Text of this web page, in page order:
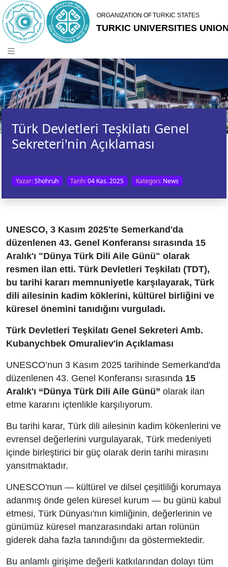
Türk Devletleri Teşkilatı Genel
Sekreteri'nin Açıklaması
Yazar:Shohruh Tarih:04 Kas. 2025 Kategori: News
UNESCO, 3 Kasım 2025'te Semerkand'da
düzenlenen 43. Genel Konferansı sırasında 15
Aralık'ı "Dünya Türk Dili Aile Günü" olarak
resmen ilan etti. Türk Devletleri Teşkilatı (TDT),
bu tarihi kararı memnuniyetle karşılayarak, Türk
dili ailesinin kadim köklerini, kültürel birliğini ve
küresel önemini tanıdığını vurguladı.
Türk Devletleri Teşkilatı Genel Sekreteri Amb.
Kubanychbek Omuraliev'in Açıklaması
UNESCO’nun 3 Kasım 2025 tarihinde Semerkand'da
düzenlenen 43. Genel Konferansı sırasında 15
Aralık'ı “Dünya Türk Dili Aile Günü” olarak ilan
etme kararını içtenlikle karşılıyorum.
Bu tarihi karar, Türk dili ailesinin kadim kökenlerini ve
evrensel değerlerini vurgulayarak, Türk medeniyeti
içinde birleştirici bir güç olarak derin tarihi mirasını
yansıtmaktadır.
UNESCO'nun — kültürel ve dilsel çeşitliliği korumaya
adanmış önde gelen küresel kurum — bu günü kabul
etmesi, Türk Dünyası'nın kimliğinin, değerlerinin ve
günümüz küresel manzarasındaki artan rolünün
giderek daha fazla tanındığını da göstermektedir.
Bu anlamlı girişime değerli katkılarından dolayı tüm